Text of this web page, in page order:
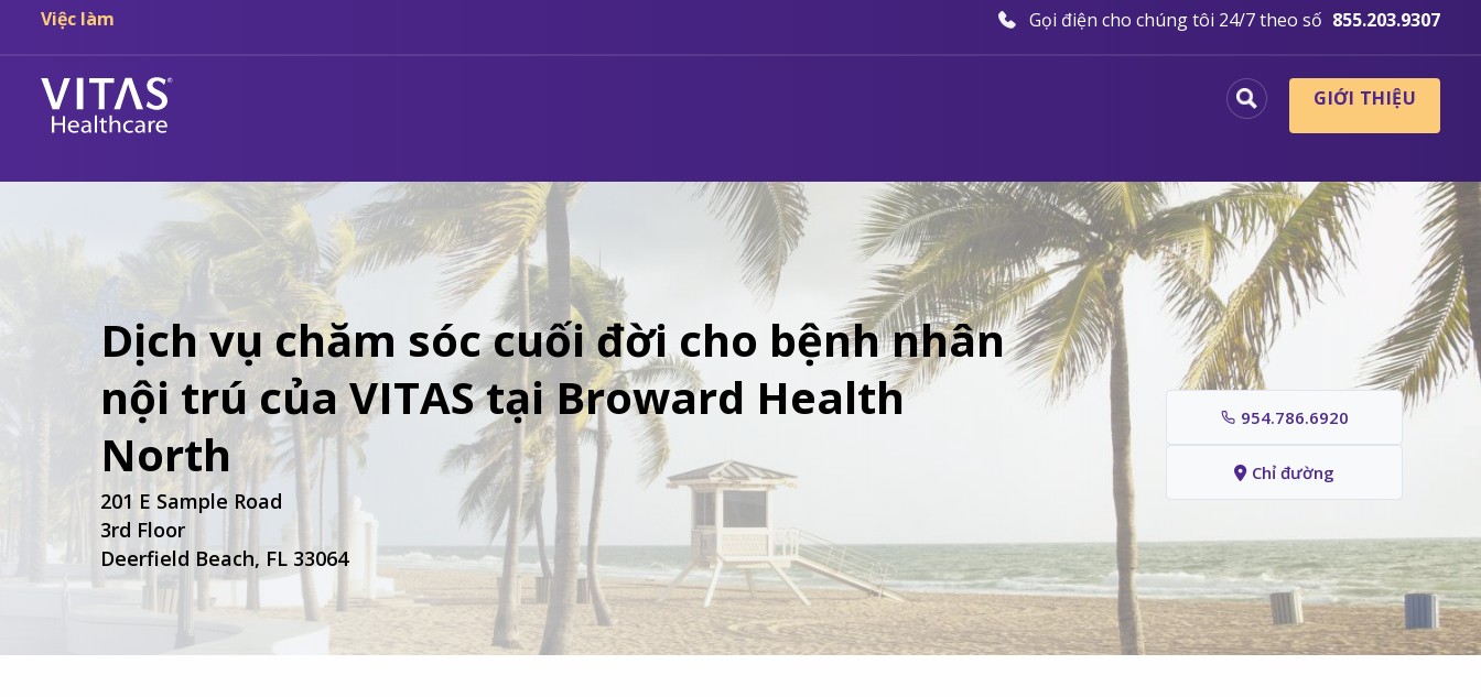
Chuyển đến nội dung chính
Chuyển đến điều hướng
Việc làm Gọi điện cho chúng tôi 24/7 theo số 855.203.9307
GIỚI THIỆU
Dịch vụ chăm sóc cuối đời cho bệnh nhân
nội trú của VITAS tại Broward Health
North
201 E Sample Road
3rd Floor
Deerfield Beach, FL 33064
954.786.6920
Chỉ đường